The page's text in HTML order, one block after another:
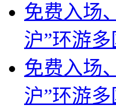
免费入场
沪”环游多
免费入场
沪”环游多